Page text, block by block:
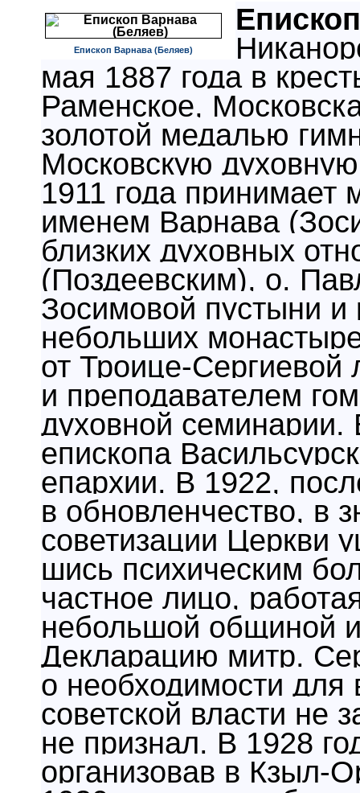
Епископ Варнава (Беляев)
мая 1887 го­да в
Раменское,
золотой медалью
Московскую
1911 года принимает
именем Варнава
близких духовных
(Поздеевским), о.
Зосимовой пустыни
небольших
от Троице-Сергиевой
и пре­подавателем
духовной
епископа
епархии. В 1922,
в обновленчество, в
советизации Церкви
шись психическим
частное лицо,
небольшой общиной
Декларацию митр.
о необходимости
советской власти не
не признал. В 1928
организовав в Кзыл-